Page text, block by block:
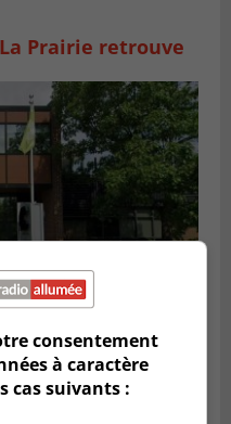
Prairie retrouve
nouvelle
consentement
à caractère
cas suivants :